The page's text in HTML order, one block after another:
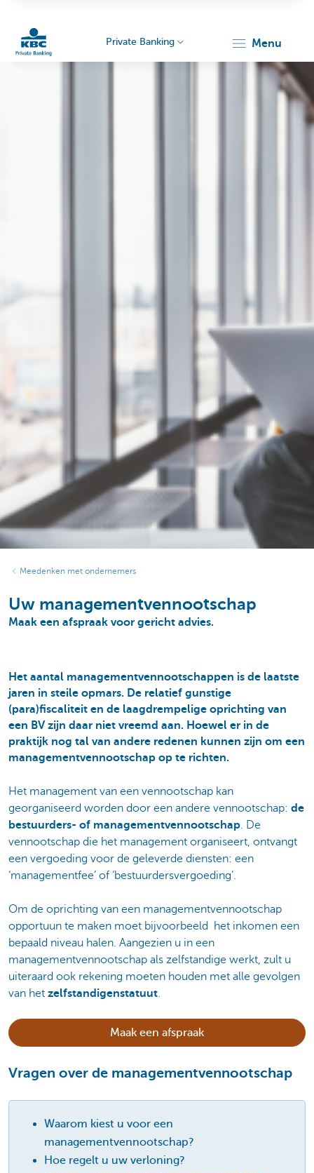
Private Banking menu
Meedenken met ondernemers
Uw managementvennootschap
Maak een afspraak voor gericht advies.
Het aantal managementvennootschappen is de laatste
jaren in steile opmars. De relatief gunstige
(para)fiscaliteit en de laagdrempelige oprichting van
een BV zijn daar niet vreemd aan. Hoewel er in de
praktijk nog tal van andere redenen kunnen zijn om een
managementvennootschap op te richten.
Het management van een vennootschap kan
georganiseerd worden door een andere vennootschap: de
bestuurders- of managementvennootschap. De
vennootschap die het management organiseert, ontvangt
een vergoeding voor de geleverde diensten: een
‘managementfee’ of ‘bestuurdersvergoeding’.
Om de oprichting van een managementvennootschap
opportuun te maken moet bijvoorbeeld het inkomen een
bepaald niveau halen. Aangezien u in een
managementvennootschap als zelfstandige werkt, zult u
uiteraard ook rekening moeten houden met alle gevolgen
van het zelfstandigenstatuut.
Maak een afspraak
Vragen over de managementvennootschap
Waarom kiest u voor een
managementvennootschap?
Hoe regelt u uw verloning?